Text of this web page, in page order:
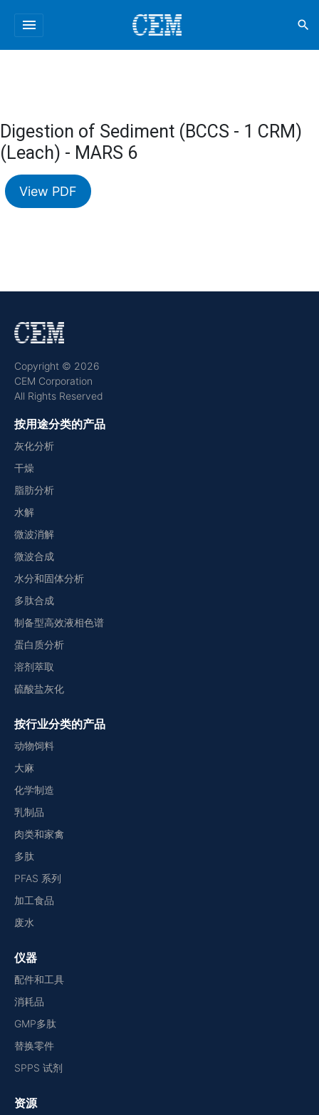
menu search
Digestion of Sediment (BCCS - 1 CRM)
(Leach) - MARS 6
View PDF
Copyright © 2026
CEM Corporation
All Rights Reserved
按用途分类的产品
灰化分析
干燥
脂肪分析
水解
微波消解
微波合成
水分和固体分析
多肽合成
制备型高效液相色谱
蛋白质分析
溶剂萃取
硫酸盐灰化
按行业分类的产品
动物饲料
大麻
化学制造
乳制品
肉类和家禽
多肽
PFAS 系列
加工食品
废水
仪器
配件和工具
消耗品
GMP多肽
替换零件
SPPS 试剂
资源